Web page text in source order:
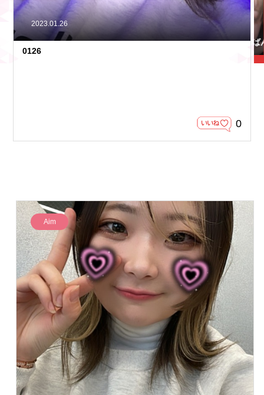
2023.01.26
0126
0
Aim